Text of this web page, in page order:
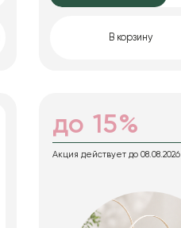
В корзину
до 15%
Акция действует до 08.08.2026